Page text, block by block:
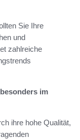
Sie Ihre
und
zahlreiche
im
ihre hohe Qualität,